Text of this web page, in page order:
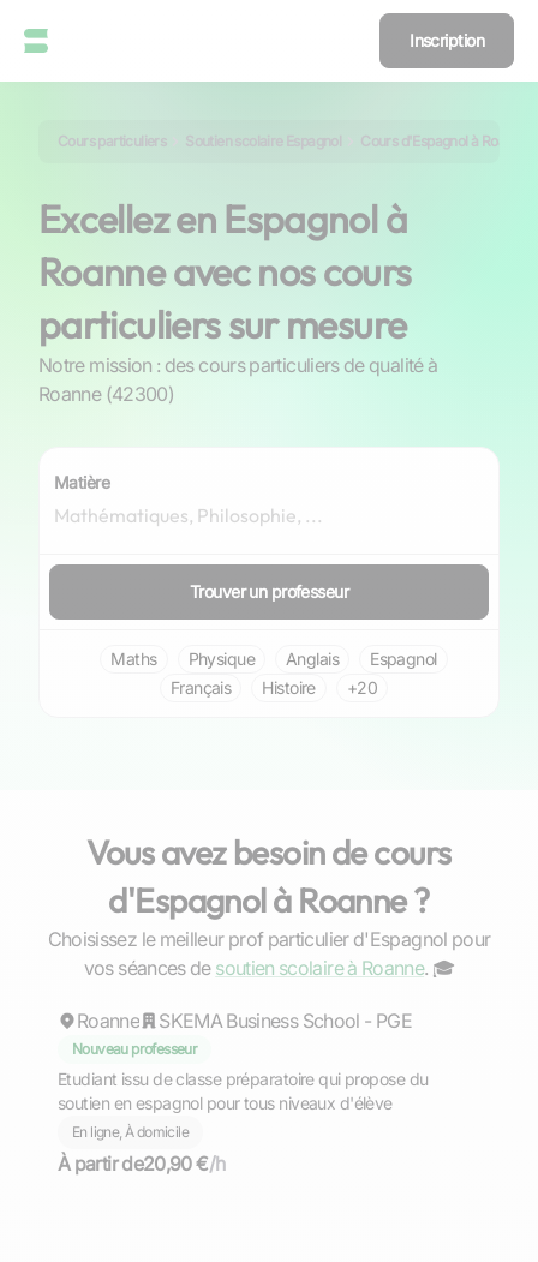
Inscription
Cours particuliers Soutien scolaire Espagnol Cours d'Espagnol à Roanne
Excellez en Espagnol à
Roanne avec nos cours
particuliers sur mesure
Notre mission : des cours particuliers de qualité à
Roanne (42300)
Matière
Trouver un professeur
Maths Physique Anglais
Espagnol
Français
Histoire +20
Vous avez besoin de cours
d'Espagnol à Roanne ?
Choisissez le meilleur prof particulier d'Espagnol pour
vos séances de soutien scolaire à Roanne. ‍🎓
Erwan
Roanne SKEMA Business School - PGE
Nouveau professeur
Etudiant issu de classe préparatoire qui propose du
soutien en espagnol pour tous niveaux d'élève
En ligne, À domicile
À partir de20,90 €/h